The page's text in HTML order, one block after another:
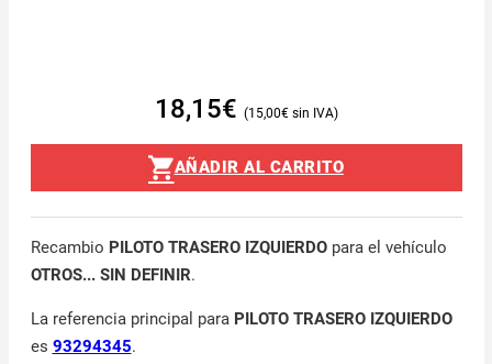
18,15€ 15,00€
AÑADIR AL CARRITO
Recambio PILOTO TRASERO IZQUIERDOpara el vehículo
OTROS... SIN DEFINIR.
La referencia principal para PILOTO TRASERO IZQUIERDO
es 93294345.